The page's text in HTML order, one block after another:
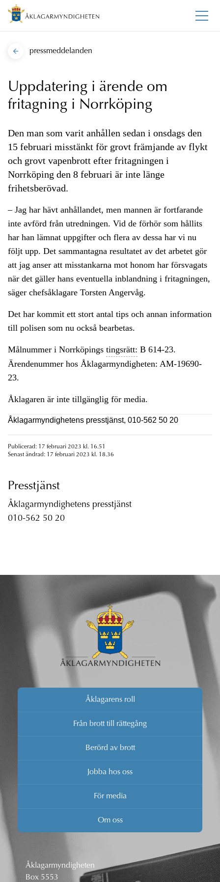
pressmeddelanden
Uppdatering i ärende om
fritagning i Norrköping
Den man som varit anhållen sedan i onsdags den
15 februari misstänkt för grovt främjande av flykt
och grovt vapenbrott efter fritagningen i
Norrköping den 8 februari är inte länge
frihetsberövad.
– Jag har hävt anhållandet, men mannen är fortfarande
inte avförd från utredningen. Vid de förhör som hållits
har han lämnat uppgifter och flera av dessa har vi nu
följt upp. Det sammantagna resultatet av det arbetet gör
att jag anser att misstankarna mot honom har försvagats
när det gäller hans eventuella inblandning i fritagningen,
säger chefsåklagare Torsten Angervåg.
Det har kommit ett stort antal tips och annan information
till polisen som nu också bearbetas.
Målnummer i Norrköpings tingsrätt: B 614-23.
Ärendenummer hos Åklagarmyndigheten: AM-19690-
23.
Åklagaren är inte tillgänglig för media.
Åklagarmyndighetens presstjänst, 010-562 50 20
Publicerad: 17 februari 2023 kl. 16.51
Senast ändrad: 17 februari 2023 kl. 18.36
Presstjänst
Åklagarmyndighetens presstjänst
010-562 50 20
Åklagarens roll
Från brott till rättegång
Berörd av brott
Jobba hos oss
För media
Om oss
Åklagarmyndigheten
Box 5553